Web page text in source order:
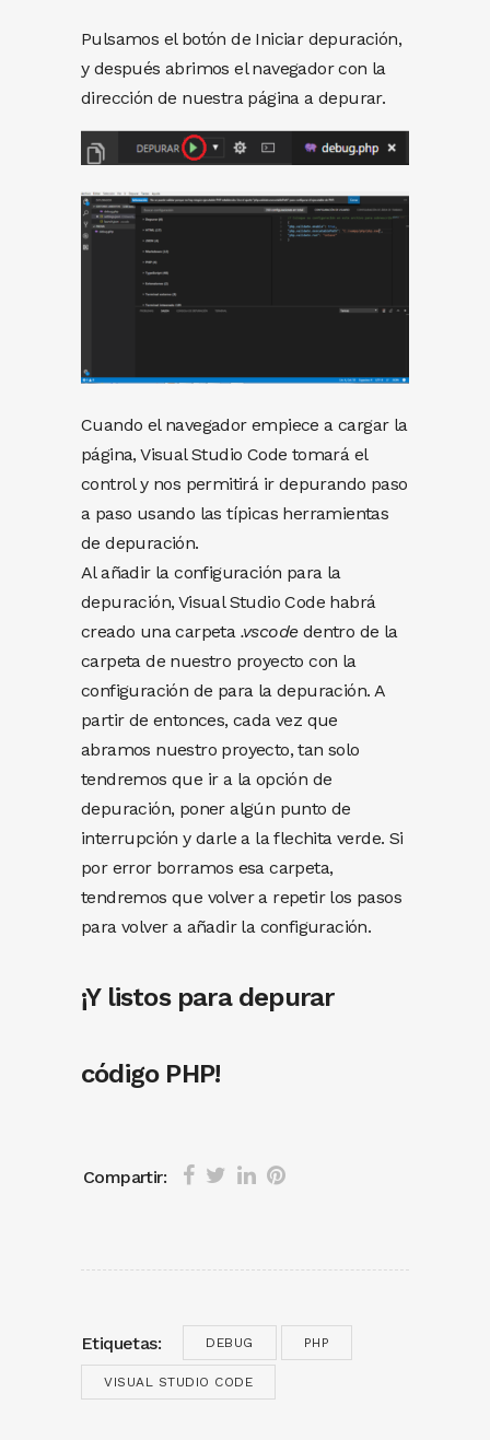
Pulsamos el botón de Iniciar depuración,
y después abrimos el navegador con la
dirección de nuestra página a depurar.
Cuando el navegador empiece a cargar la
página, Visual Studio Code tomará el
control y nos permitirá ir depurando paso
a paso usando las típicas herramientas
de depuración.
Al añadir la configuración para la
depuración, Visual Studio Code habrá
creado una carpeta .vscodedentro de la
carpeta de nuestro proyecto con la
configuración de para la depuración. A
partir de entonces, cada vez que
abramos nuestro proyecto, tan solo
tendremos que ir a la opción de
depuración, poner algún punto de
interrupción y darle a la flechita verde. Si
por error borramos esa carpeta,
tendremos que volver a repetir los pasos
para volver a añadir la configuración.
¡Y listos para depurar
código PHP!
Compartir:
Etiquetas: DEBUG PHP
VISUAL STUDIO CODE